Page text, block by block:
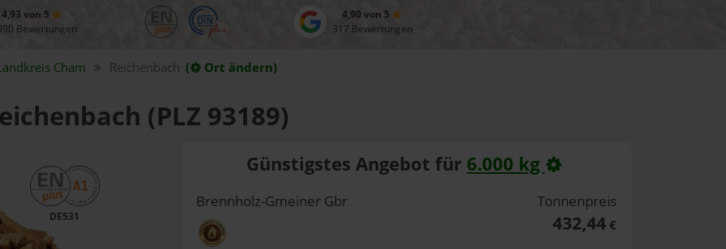
4,93 von 5
Bewertungen
4,90 von 5
317 Bewertungen
Cham Reichenbach ( Ort ändern)
(PLZ 93189)
DE531
Günstigstes Angebot für 6.000 kg
Brennholz-Gmeiner Gbr Tonnenpreis
432,44€